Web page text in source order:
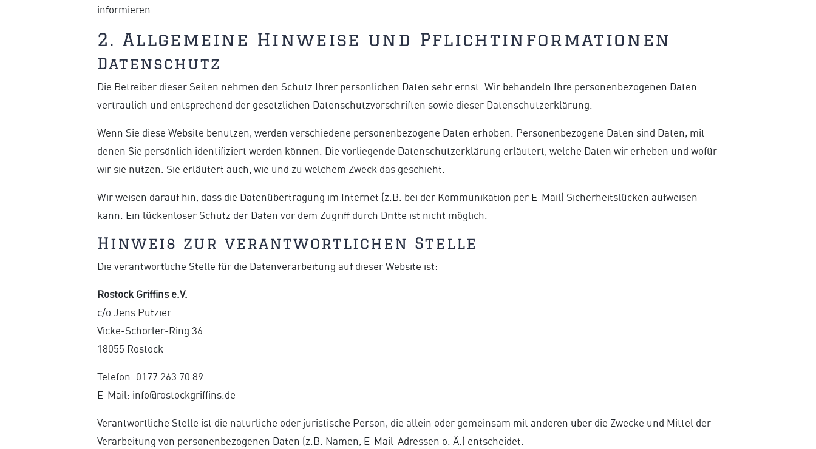
informieren.
2. Allgemeine Hinweise und Pflichtinformationen
Datenschutz
Die Betreiber dieser Seiten nehmen den Schutz Ihrer persönlichen Daten sehr ernst. Wir behandeln Ihre personenbezogenen Daten
vertraulich und entsprechend der gesetzlichen Datenschutzvorschriften sowie dieser Datenschutzerklärung.
Wenn Sie diese Website benutzen, werden verschiedene personenbezogene Daten erhoben. Personenbezogene Daten sind Daten, mit
denen Sie persönlich identifiziert werden können. Die vorliegende Datenschutzerklärung erläutert, welche Daten wir erheben und wofür
wir sie nutzen. Sie erläutert auch, wie und zu welchem Zweck das geschieht.
Wir weisen darauf hin, dass die Datenübertragung im Internet (z.B. bei der Kommunikation per E-Mail) Sicherheitslücken aufweisen
kann. Ein lückenloser Schutz der Daten vor dem Zugriff durch Dritte ist nicht möglich.
Hinweis zur verantwortlichen Stelle
Die verantwortliche Stelle für die Datenverarbeitung auf dieser Website ist:
Rostock Griffins e.V.
c/o Jens Putzier
Vicke-Schorler-Ring 36
18055 Rostock
Telefon: 0177 263 70 89
E-Mail: info@rostockgriffins.de
Verantwortliche Stelle ist die natürliche oder juristische Person, die allein oder gemeinsam mit anderen über die Zwecke und Mittel der
Verarbeitung von personenbezogenen Daten (z.B. Namen, E-Mail-Adressen o. Ä.) entscheidet.